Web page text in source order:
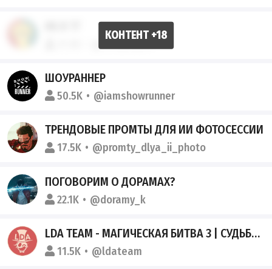
@kinojanyan
ШОУРАННЕР
50.5K @iamshowrunner
ТРЕНДОВЫЕ ПРОМТЫ ДЛЯ ИИ ФОТОСЕССИИ
17.5K @promty_dlya_ii_photo
ПОГОВОРИМ О ДОРАМАХ?
22.1K @doramy_k
LDA TEAM - МАГИЧЕСКАЯ БИТВА 3 | СУДЬБА/СТРАННАЯ ПОДДЕЛКА
11.5K @ldateam